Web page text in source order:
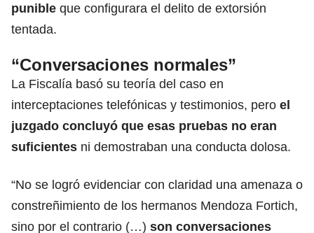
punible que configurara el delito de extorsión
tentada.
“Conversaciones normales”
La Fiscalía basó su teoría del caso en
interceptaciones telefónicas y testimonios, pero el
juzgado concluyó que esas pruebas no eran
suficientes ni demostraban una conducta dolosa.
“No se logró evidenciar con claridad una amenaza o
constreñimiento de los hermanos Mendoza Fortich,
sino por el contrario (…) son conversaciones